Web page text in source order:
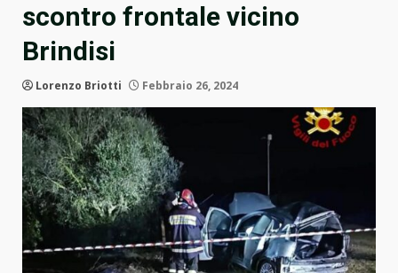
scontro frontale vicino
Brindisi
Lorenzo Briotti Febbraio 26, 2024